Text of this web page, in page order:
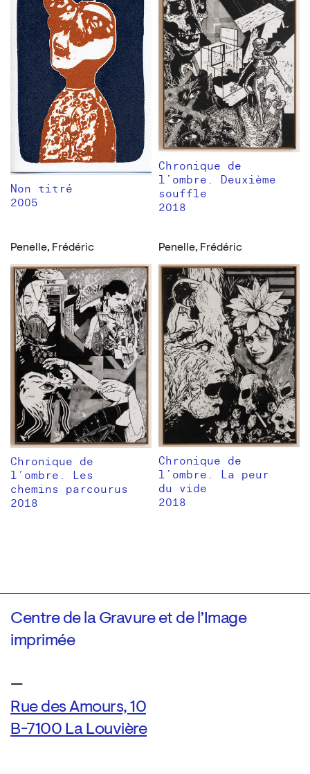
Non titré
2005
Chronique de
l’ombre. Deuxième
souffle
2018
Penelle, Frédéric
Chronique de
l’ombre. Les
chemins parcourus
2018
Penelle, Frédéric
Chronique de
l’ombre. La peur
du vide
2018
Centre de la Gravure et de l’Image
imprimée
—
Rue des Amours, 10
B-7100 La Louvière